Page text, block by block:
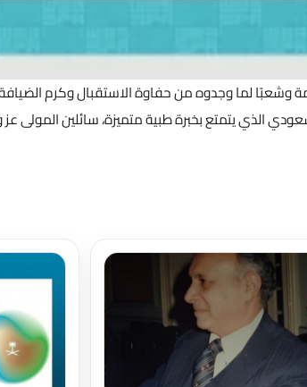
لما وجدوه من حفاوة الاستقبال وكرم
الذي يتمتع بخبرة طبية متميزة، سائلين المولى